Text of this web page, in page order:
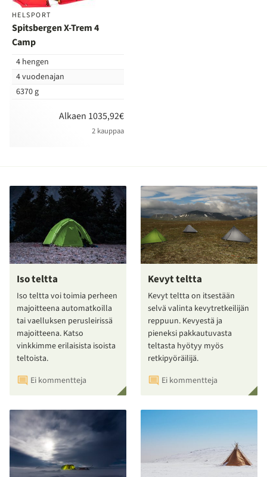
HELSPORT
Spitsbergen X-Trem 4
Camp
4 hengen
4 vuodenajan
6370 g
Alkaen 1035,92€
2 kauppaa
Iso teltta
Iso teltta voi toimia perheen
majoitteena automatkoilla
tai vaelluksen perusleirissä
majoitteena. Katso
vinkkimme erilaisista isoista
teltoista.
Ei kommentteja
Kevyt teltta
Kevyt teltta on itsestään
selvä valinta kevytretkeilijän
reppuun. Kevyestä ja
pieneksi pakkautuvasta
teltasta hyötyy myös
retkipyöräilijä.
Ei kommentteja